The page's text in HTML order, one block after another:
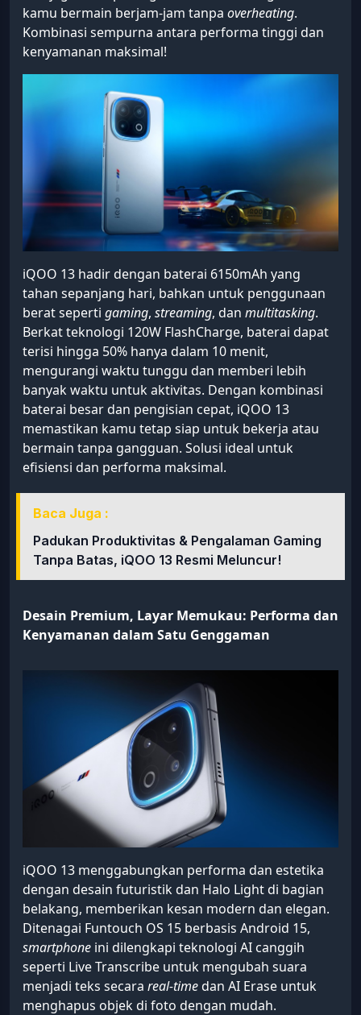
kamu bermain berjam-jam tanpa overheating.
Kombinasi sempurna antara performa tinggi dan
kenyamanan maksimal!
iQOO 13 hadir dengan baterai 6150mAh yang
tahan sepanjang hari, bahkan untuk penggunaan
berat seperti gaming, streaming, dan multitasking.
Berkat teknologi 120W FlashCharge, baterai dapat
terisi hingga 50% hanya dalam 10 menit,
mengurangi waktu tunggu dan memberi lebih
banyak waktu untuk aktivitas. Dengan kombinasi
baterai besar dan pengisian cepat, iQOO 13
memastikan kamu tetap siap untuk bekerja atau
bermain tanpa gangguan. Solusi ideal untuk
efisiensi dan performa maksimal.
Baca Juga :
Padukan Produktivitas & Pengalaman Gaming
Tanpa Batas, iQOO 13 Resmi Meluncur!
Desain Premium, Layar Memukau: Performa dan
Kenyamanan dalam Satu Genggaman
iQOO 13 menggabungkan performa dan estetika
dengan desain futuristik dan Halo Light di bagian
belakang, memberikan kesan modern dan elegan.
Ditenagai Funtouch OS 15 berbasis Android 15,
smartphone ini dilengkapi teknologi AI canggih
seperti Live Transcribe untuk mengubah suara
menjadi teks secara real-timedan AI Erase untuk
menghapus objek di foto dengan mudah.